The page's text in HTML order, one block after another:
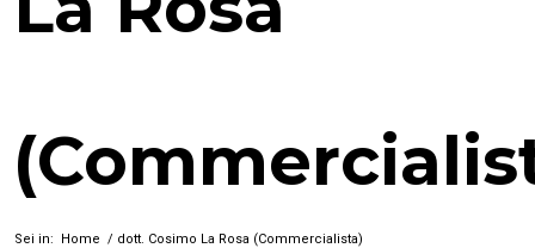
Sei in: Home / dott. Cosimo La Rosa (Commercialista)